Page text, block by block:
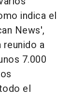
indica el
News',
a
7.000
el